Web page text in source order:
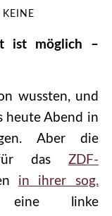
KEINE
ist möglich –
wussten, und
heute Abend in
Aber die
für das ZDF-
in ihrer sog.
linke